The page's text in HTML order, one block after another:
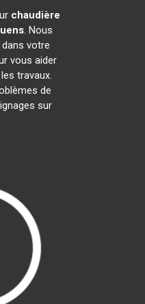
chaudière
. Nous
votre
vous aider
travaux.
de
sur